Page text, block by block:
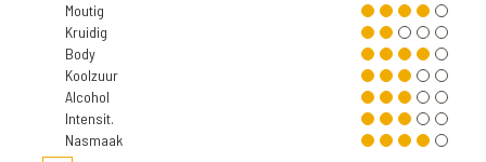
Moutig
Kruidig
Body
Koolzuur
Alcohol
Intensit.
Nasmaak